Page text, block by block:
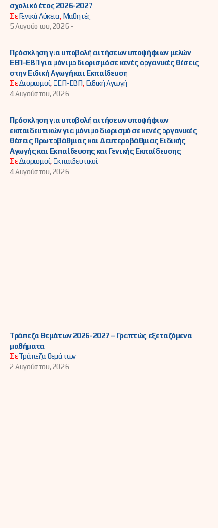
σχολικό έτος 2026-2027
ΣεΓενικά Λύκεια, Μαθητές
5 Αυγούστου, 2026 -
Πρόσκληση για υποβολή αιτήσεων υποψήφιων μελών
ΕΕΠ-ΕΒΠ για μόνιμο διορισμό σε κενές οργανικές θέσεις
στην Ειδική Αγωγή και Εκπαίδευση
ΣεΔιορισμοί, ΕΕΠ-ΕΒΠ, Ειδική Αγωγή
4 Αυγούστου, 2026 -
Πρόσκληση για υποβολή αιτήσεων υποψήφιων
εκπαιδευτικών για μόνιμο διορισμό σε κενές οργανικές
θέσεις Πρωτοβάθμιας και Δευτεροβάθμιας Ειδικής
Αγωγής και Εκπαίδευσης και Γενικής Εκπαίδευσης
ΣεΔιορισμοί, Εκπαιδευτικοί
4 Αυγούστου, 2026 -
Τράπεζα Θεμάτων 2026-2027 – Γραπτώς εξεταζόμενα
μαθήματα
ΣεΤράπεζα θεμάτων
2 Αυγούστου, 2026 -